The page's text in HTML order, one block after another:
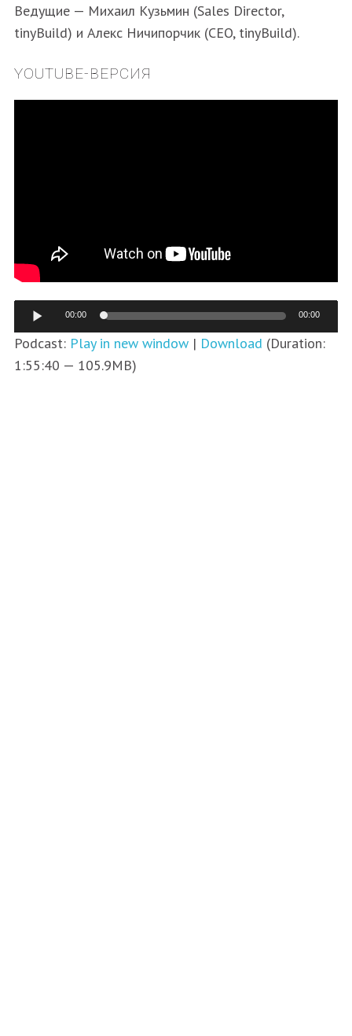
Ведущие — Михаил Кузьмин (Sales Director,
tinyBuild) и Алекс Ничипорчик (CEO, tinyBuild).
YOUTUBE-ВЕРСИЯ
Аудиоплеер
00:00 00:00
Podcast: Play in new window| Download (Duration:
1:55:40 — 105.9MB)